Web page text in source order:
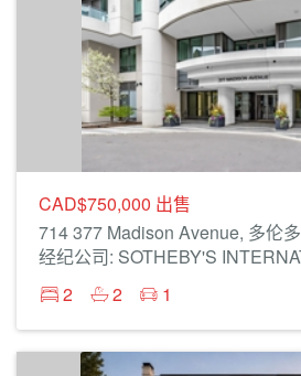
CAD$750,000 出售
714 377 Madison Avenue, 多伦多
2
2 1